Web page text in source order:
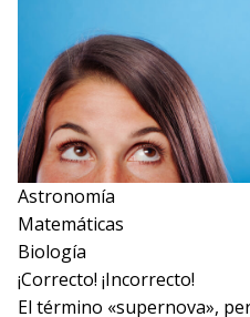
Astronomía
Matemáticas
Biología
¡Correcto! ¡Incorrecto!
El término «supernova»,